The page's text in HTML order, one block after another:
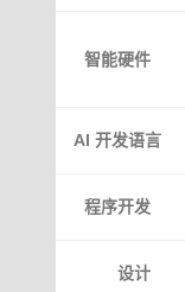
智能硬件
AI 开发语言
程序开发
设计